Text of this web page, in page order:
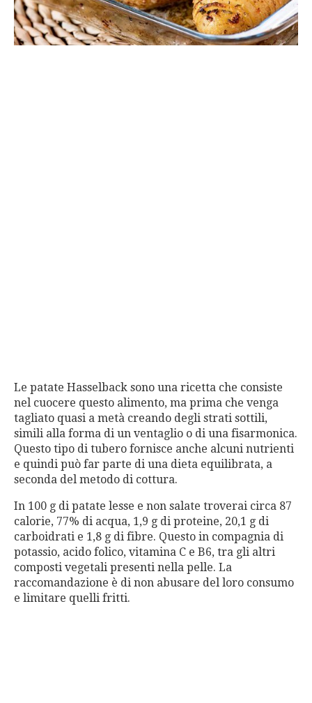
Le patate Hasselback sono una ricetta che consiste
nel cuocere questo alimento, ma prima che venga
tagliato quasi a metà creando degli strati sottili,
simili alla forma di un ventaglio o di una fisarmonica.
Questo tipo di tubero fornisce anche alcuni nutrienti
e quindi può far parte di una dieta equilibrata, a
seconda del metodo di cottura.
In 100 g di patate lesse e non salate troverai circa 87
calorie, 77% di acqua, 1,9 g di proteine, 20,1 g di
carboidrati e 1,8 g di fibre. Questo in compagnia di
potassio, acido folico, vitamina C e B6, tra gli altri
composti vegetali presenti nella pelle. La
raccomandazione è di non abusare del loro consumo
e limitare quelli fritti.